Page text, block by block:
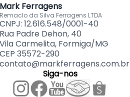
Mark Ferragens
Remaclo da Silva Ferragens LTDA
CNPJ: 12.616.548/0001-40
Rua Padre Dehon, 40
Vila Carmelita, Formiga/MG
CEP 35572-290
contato@markferragens.com.br
Siga-nos